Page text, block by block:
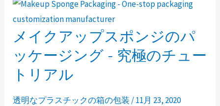
マ
カ
ロ
ン
ク
ラ
ム
メイクアップスポンジのパ
ッケージング - 究極のチュー
トリアル
透明なプラスチックの箱の包装 /11月 23, 2020
メ
ク
ア
ッ